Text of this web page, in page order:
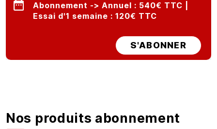
Abonnement -> Annuel : 540€ TTC |
Essai d'1 semaine : 120€ TTC
S'ABONNER
Nos produits abonnement